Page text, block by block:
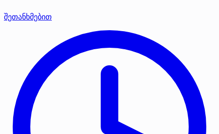
შეთანხმებით